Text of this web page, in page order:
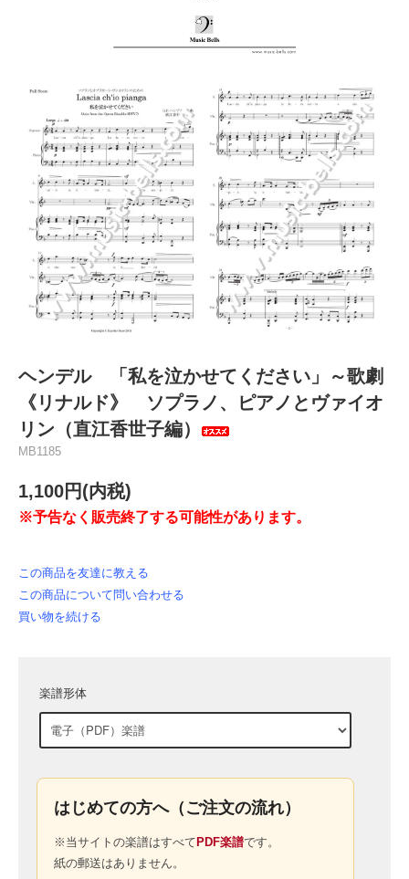
ヘンデル 「私を泣かせてください」～歌劇
《リナルド》 ソプラノ、ピアノとヴァイオ
リン（直江香世子編）
MB1185
1,100円(内税)
※予告なく販売終了する可能性があります。
この商品を友達に教える
この商品について問い合わせる
買い物を続ける
楽譜形体
はじめての方へ（ご注文の流れ）
※当サイトの楽譜はすべて PDF楽譜です。
紙の郵送はありません。